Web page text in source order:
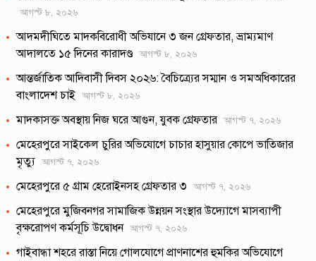
আগস্ট ৮, ২০২৬
আদমদীঘিতে মাদকবিরোধী অভিযানে ৩ জন গ্রেফতার, ভ্রাম্যমাণ
আদালতে ১৫ দিনের কারাদণ্ড আগস্ট ৮, ২০২৬
আন্তর্জাতিক আদিবাসী দিবস ২০২৬: বৈচিত্র্যের সম্মান ও সমঅধিকারের
বাংলাদেশ চাই আগস্ট ৮, ২০২৬
মাদকাসক্ত অবস্থায় নিজ ঘরে আগুন, যুবক গ্রেফতার আগস্ট ৭, ২০২৬
মেহেরপুরে সাইকেল চুরির অভিযোগে চাচার হাসুয়ার কোপে ভাতিজার
মৃত্যু আগস্ট ৭, ২০২৬
মেহেরপুরে ৫ গ্রাম হেরোইনসহ গ্রেফতার ৩ আগস্ট ৭, ২০২৬
মেহেরপুরে মুজিবনগর সামাজিক উন্নয়ন সংস্থার উদ্যোগে মাসব্যাপী
বৃক্ষরোপণ কর্মসূচি উদ্বোধন আগস্ট ৭, ২০২৬
গাইবান্ধা শহরে রাস্তা নিয়ে গোলযোগে প্রাণনাশের হুমকির অভিযোগে